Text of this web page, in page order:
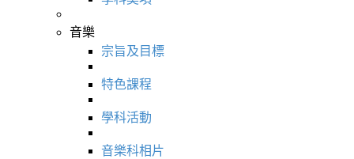
音樂
宗旨及目標
特色課程
學科活動
音樂科相片